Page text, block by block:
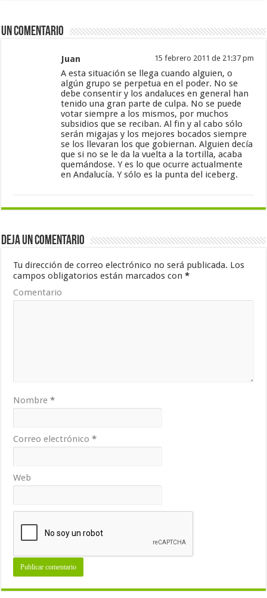
Un comentario
Juan 15 febrero 2011 de 21:37 pm
A esta situación se llega cuando alguien, o
algún grupo se perpetua en el poder. No se
debe consentir y los andaluces en general han
tenido una gran parte de culpa. No se puede
votar siempre a los mismos, por muchos
subsidios que se reciban. Al fin y al cabo sólo
serán migajas y los mejores bocados siempre
se los llevaran los que gobiernan. Alguien decía
que si no se le da la vuelta a la tortilla, acaba
quemándose. Y es lo que ocurre actualmente
en Andalucía. Y sólo es la punta del iceberg.
Deja un comentario
Tu dirección de correo electrónico no será publicada. Los
campos obligatorios están marcados con*
Comentario
Nombre*
Correo electrónico*
Web